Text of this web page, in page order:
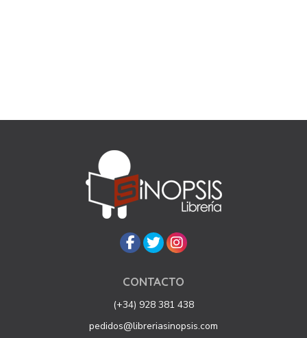
CONTACTO
(+34) 928 381 438
pedidos@libreriasinopsis.com